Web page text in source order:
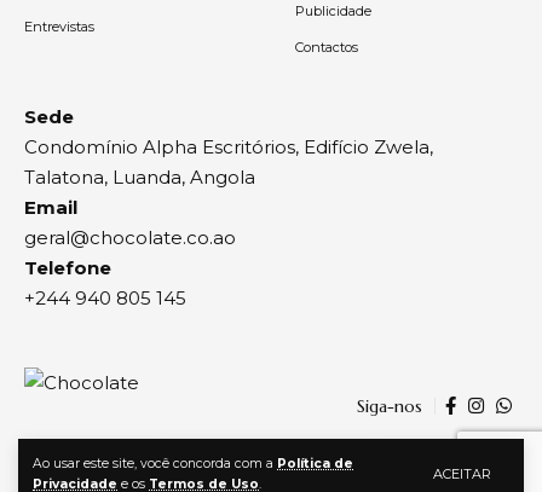
Ao usar este site, você concorda com a Política de
Privacidade e os Termos de Uso.
ACEITAR
Entrevistas
Publicidade
Contactos
Sede
Condomínio Alpha Escritórios, Edifício Zwela,
Talatona, Luanda, Angola
Email
geral@chocolate.co.ao
Telefone
+244 940 805 145
Siga-nos